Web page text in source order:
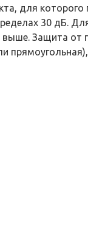
для которого
30 дБ.
Защита от